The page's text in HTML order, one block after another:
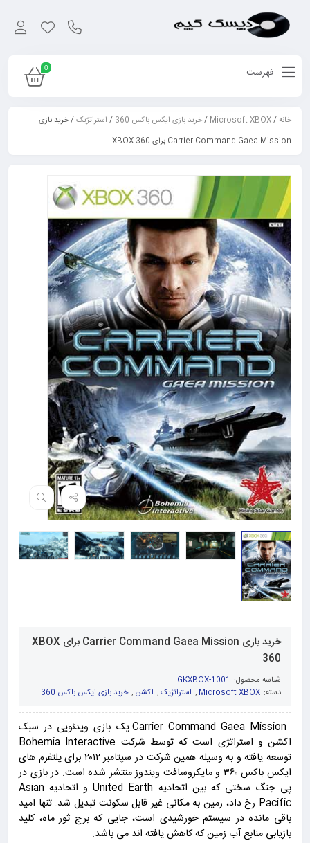
0 فهرست
خانه/
Microsoft XBOX
/خرید بازی ایکس باکس 360 / استراتژیک/ خرید بازی
Carrier Command Gaea Mission برای XBOX 360
خرید بازی Carrier Command Gaea Mission برای XBOX
360
شناسه محصول: GKXBOX-1001
دسته: Microsoft XBOX
, استراتژیک, اکشن , خرید بازی ایکس باکس 360
Carrier Command Gaea Mission یک بازی ویدئویی در سبک
اکشن و استراتژی است که توسط شرکت Bohemia Interactive
توسعه یافته و به وسیله همین شرکت در سپتامبر ۲۰۱۲ برای پلتفرم های
ایکس باکس ۳۶۰ و مایکروسافت ویندوز منتشر شده است. در بازی در
پی جنگ سختی که بین اتحادیه United Earth و اتحادیه Asian
Pacific رخ داد، زمین به مکانی غیر قابل سکونت تبدیل شد. تنها امید
باقی مانده در سیستم خورشیدی است، جایی که برج ثور ماه، کلید
بازیابی منابع آب زمین که کاهش یافته اند می باشد.